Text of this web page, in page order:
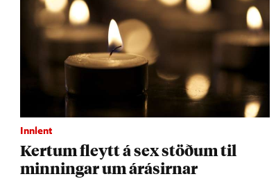
Innlent
Kert­um fleytt á sex stöð­um til
minn­ing­ar um árás­irn­ar